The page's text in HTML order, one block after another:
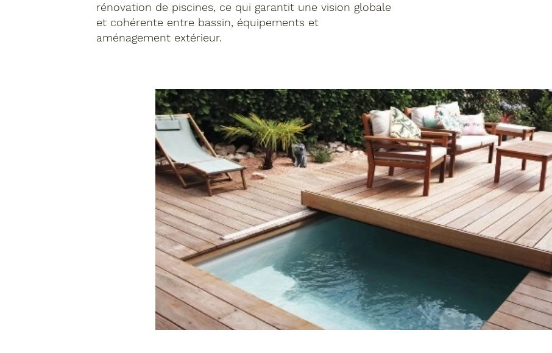
rénovation de piscines, ce qui garantit une vision globale
et cohérente entre bassin, équipements et
aménagement extérieur.